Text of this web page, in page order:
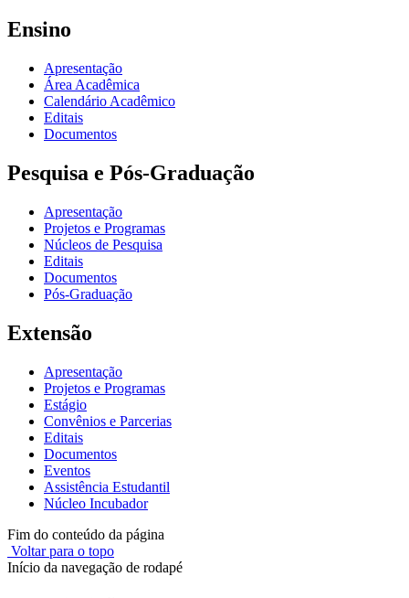
Ensino
Apresentação
Área Acadêmica
Calendário Acadêmico
Editais
Documentos
Pesquisa e Pós-Graduação
Apresentação
Projetos e Programas
Núcleos de Pesquisa
Editais
Documentos
Pós-Graduação
Extensão
Apresentação
Projetos e Programas
Estágio
Convênios e Parcerias
Editais
Documentos
Eventos
Assistência Estudantil
Núcleo Incubador
Fim do conteúdo da página
Voltar para o topo
Início da navegação de rodapé